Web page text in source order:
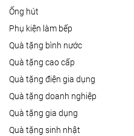
ống hút
phụ kiện làm bếp
quà tặng bình nước
quà tặng cao cấp
quà tặng điện gia dụng
quà tặng doanh nghiệp
quà tặng gia dụng
quà tặng sinh nhật